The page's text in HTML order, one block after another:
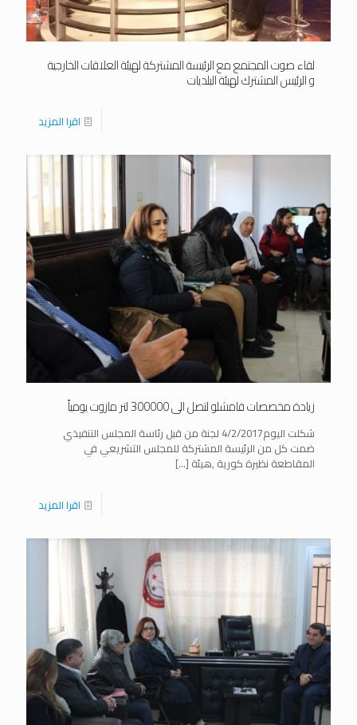
لقاء صوت المجتمع مع الرئيسة المشتركة لهيئة العلاقات الخارجية
و الرئيس المشترك لهيئة البلديات
اقرا المزيد
زيادة مخصصات قامشلو لتصل الى 300000 لتر مازوت يومياً
شكلت اليوم4/2/2017 لجنة من قبل رئاسة المجلس التنفيذي
ضمت كل من الرئيسة المشتركة للمجلس التشريعي في
المقاطعة نظيرة كورية ,هيئة […]
اقرا المزيد